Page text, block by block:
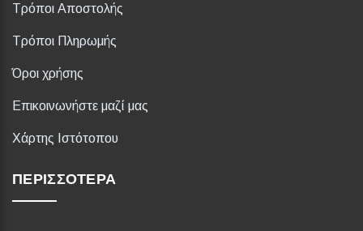
Τρόποι Αποστολής
Τρόποι Πληρωμής
Όροι χρήσης
Επικοινωνήστε μαζί μας
Χάρτης Ιστότοπου
ΠΕΡΙΣΣΌΤΕΡΑ